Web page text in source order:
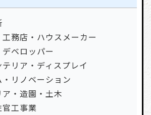
務店・ハウスメーカー
ベロッパー
リア・ディスプレイ
・リノベーション
・造園・土木
工事業